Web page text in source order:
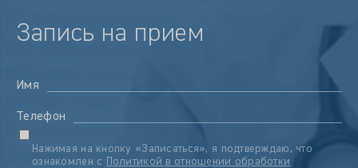
Запись на прием
Имя
Телефон
Нажимая на кнопку «Записаться», я подтверждаю, что
ознакомлен с
Политикой в отношении обработки